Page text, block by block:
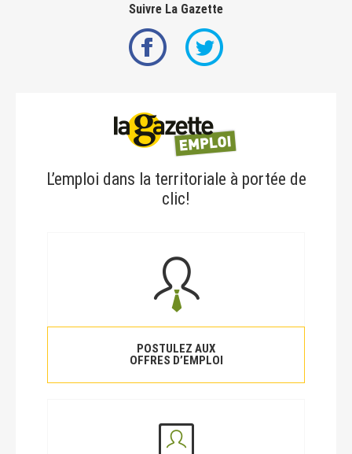
Suivre La Gazette
L’emploi dans la territoriale à portée de
clic!
POSTULEZ AUX
OFFRES D’EMPLOI